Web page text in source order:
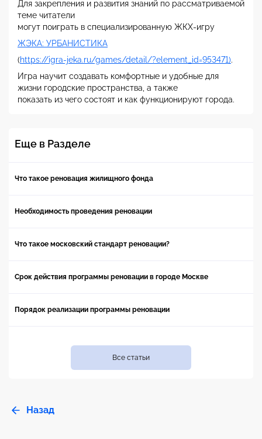
Для закрепления и развития знаний по рассматриваемой
теме читатели
могут поиграть в специализированную ЖКХ-игру
ЖЭКА: УРБАНИСТИКА
(https://igra-jeka.ru/games/detail/?element_id=953471).
Игра научит создавать комфортные и удобные для
жизни городские пространства, а также
показать из чего состоят и как функционируют города.
Еще в Разделе
Что такое реновация жилищного фонда
Необходимость проведения реновации
Что такое московский стандарт реновации?
Срок действия программы реновации в городе Москве
Порядок реализации программы реновации
Все статьи
Назад